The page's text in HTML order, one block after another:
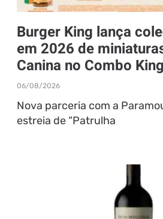
Burger King lança
em 2026 de
Canina no Combo
06/08/2026
Nova parceria com a
estreia de “Patrulha